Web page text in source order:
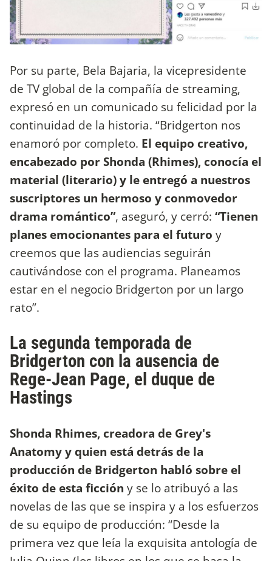
Por su parte, Bela Bajaria, la vicepresidente
de TV global de la compañía de streaming,
expresó en un comunicado su felicidad por la
continuidad de la historia. “Bridgerton nos
enamoró por completo. El equipo creativo,
encabezado por Shonda (Rhimes), conocía el
material (literario) y le entregó a nuestros
suscriptores un hermoso y conmovedor
drama romántico”, aseguró, y cerró: “Tienen
planes emocionantes para el futuro y
creemos que las audiencias seguirán
cautivándose con el programa. Planeamos
estar en el negocio Bridgerton por un largo
rato”.
La segunda temporada de
Bridgerton con la ausencia de
Rege-Jean Page, el duque de
Hastings
Shonda Rhimes, creadora de Grey's
Anatomy y quien está detrás de la
producción de Bridgerton habló sobre el
éxito de esta ficción y se lo atribuyó a las
novelas de las que se inspira y a los esfuerzos
de su equipo de producción: “Desde la
primera vez que leía la exquisita antología de